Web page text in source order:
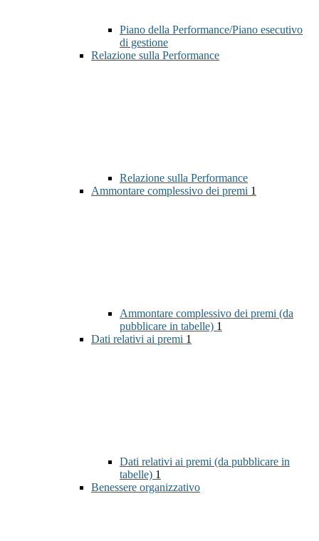
Piano della Performance/Piano esecutivo
di gestione
Relazione sulla Performance
Relazione sulla Performance
Ammontare complessivo dei premi 1
Ammontare complessivo dei premi (da
pubblicare in tabelle) 1
Dati relativi ai premi 1
Dati relativi ai premi (da pubblicare in
tabelle) 1
Benessere organizzativo